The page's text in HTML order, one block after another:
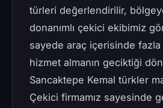
türleri değerlendirilir,
donanımlı çekici ekibimiz
sayede araç içerisinde
hizmet almanın geciktiği
Sancaktepe Kemal türkler
Çekici firmamız sayesinde